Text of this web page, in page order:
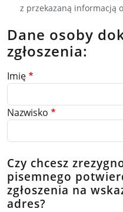
z przekazaną informacją
Dane osoby
zgłoszenia:
Imię
Nazwisko
Czy chcesz
pisemnego
zgłoszenia na
adres?